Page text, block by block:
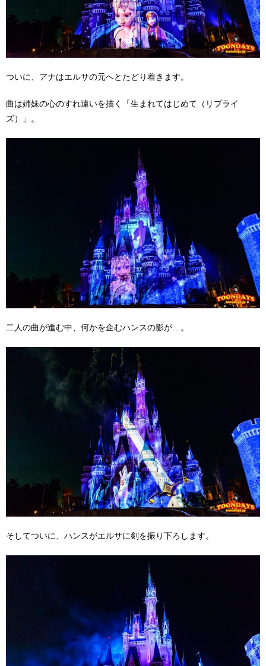
ついに、アナはエルサの元へとたどり着きます。
曲は姉妹の心のすれ違いを描く「生まれてはじめて（リプライ
ズ）」。
二人の曲が進む中、何かを企むハンスの影が…。
そしてついに、ハンスがエルサに剣を振り下ろします。